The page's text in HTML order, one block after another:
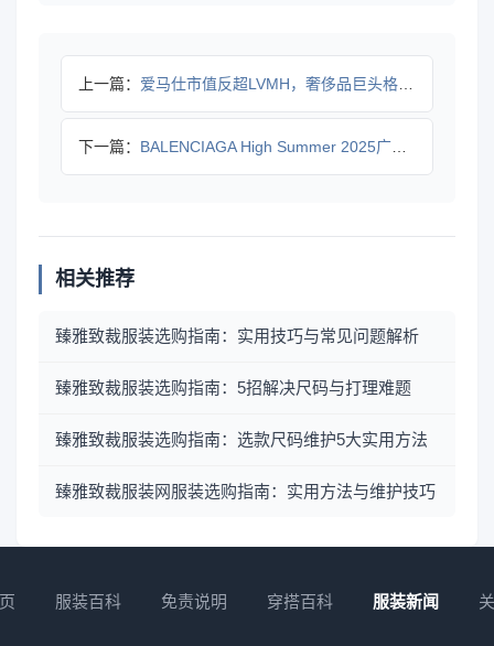
上一篇： 爱马仕市值反超LVMH，奢侈品巨头格局突变
下一篇： BALENCIAGA High Summer 2025广告大
相关推荐
臻雅致裁服装选购指南：实用技巧与常见问题解析
臻雅致裁服装选购指南：5招解决尺码与打理难题
臻雅致裁服装选购指南：选款尺码维护5大实用方法
臻雅致裁服装网服装选购指南：实用方法与维护技巧
服装百科 免责说明 穿搭百科 服装新闻